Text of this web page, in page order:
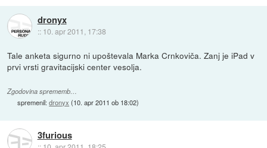
dronyx
:: 10. apr 2011, 17:38
Tale anketa sigurno ni upoštevala Marka Crnkoviča. Zanj je iPad v
prvi vrsti gravitacijski center vesolja.
Zgodovina sprememb…
spremenil:dronyx (10. apr 2011 ob 18:02)
3furious